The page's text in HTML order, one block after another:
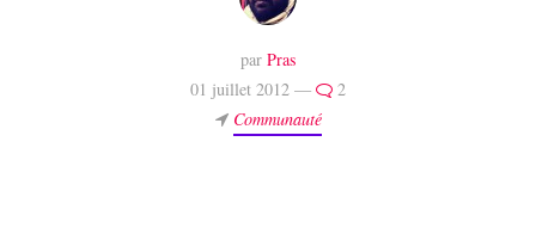
par Pras
01 juillet 2012 —
2
Communauté